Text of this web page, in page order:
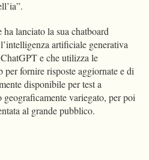
lanciato la sua chatboard
artificiale generativa
e che utilizza le
fornire risposte aggiornate e di
disponibile per test a
variegato, per poi
al grande pubblico.